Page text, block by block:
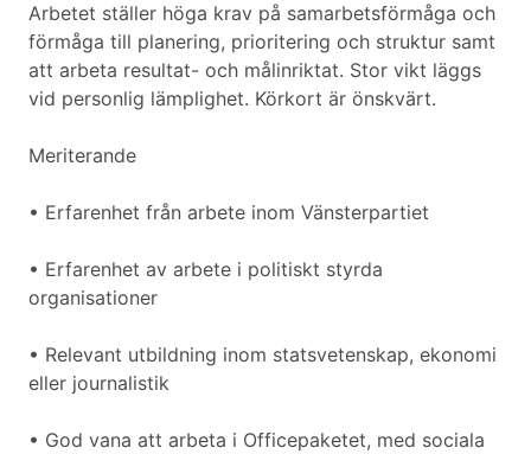
Arbetet ställer höga krav på samarbetsförmåga och
förmåga till planering, prioritering och struktur samt
att arbeta resultat- och målinriktat. Stor vikt läggs
vid personlig lämplighet. Körkort är önskvärt.
Meriterande
• Erfarenhet från arbete inom Vänsterpartiet
• Erfarenhet av arbete i politiskt styrda
organisationer
• Relevant utbildning inom statsvetenskap, ekonomi
eller journalistik
• God vana att arbeta i Officepaketet, med sociala